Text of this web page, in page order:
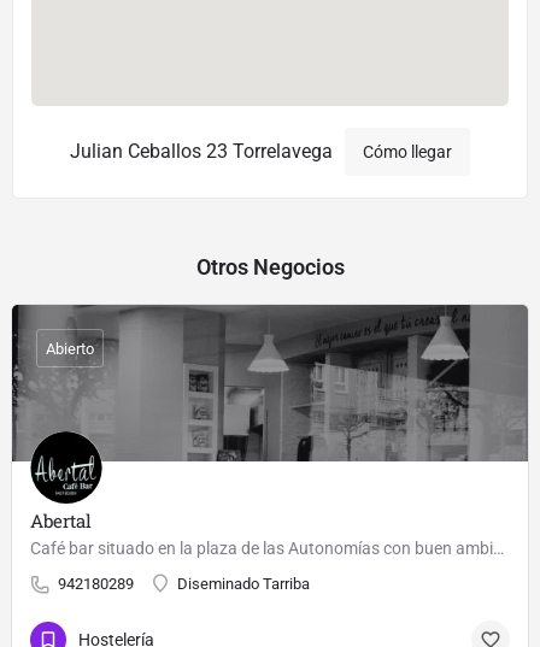
Julian Ceballos 23 Torrelavega Cómo llegar
Otros Negocios
Abertal
Café bar situado en la plaza de las Autonomías con buen ambiente y variadas opciones, tanto para desayunar,…
942180289 Diseminado Tarriba
Abierto
Hostelería